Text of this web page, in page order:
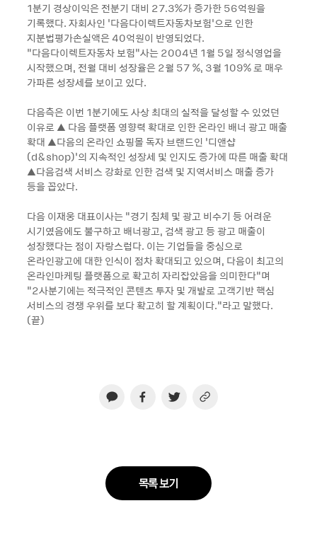
1분기 경상이익은 전분기 대비 27.3%가 증가한 56억원을
기록했다. 자회사인 ‘다음다이렉트자동차보험’으로 인한
지분법평가손실액은 40억원이 반영되었다.
“다음다이렉트자동차 보험“사는 2004년 1월 5일 정식영업을
시작했으며, 전월 대비 성장율은 2월 57 %, 3월 109% 로 매우
가파른 성장세를 보이고 있다.
다음측은 이번 1분기에도 사상 최대의 실적을 달성할 수 있었던
이유로 ▲ 다음 플랫폼 영향력 확대로 인한 온라인 배너 광고 매출
확대 ▲다음의 온라인 쇼핑몰 독자 브랜드인 ‘디앤샵
(d&shop)’의 지속적인 성장세 및 인지도 증가에 따른 매출 확대
▲다음검색 서비스 강화로 인한 검색 및 지역서비스 매출 증가
등을 꼽았다.
다음 이재웅 대표이사는 “경기 침체 및 광고 비수기 등 어려운
시기였음에도 불구하고 배너광고, 검색 광고 등 광고 매출이
성장했다는 점이 자랑스럽다. 이는 기업들을 중심으로
온라인광고에 대한 인식이 점차 확대되고 있으며, 다음이 최고의
온라인마케팅 플랫폼으로 확고히 자리잡았음을 의미한다”며
“2사분기에는 적극적인 콘텐츠 투자 및 개발로 고객기반 핵심
서비스의 경쟁 우위를 보다 확고히 할 계획이다.”라고 말했다.
(끝)
목록 보기